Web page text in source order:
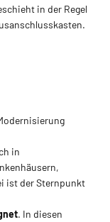
in der Regel
in
ist der Sternpunkt
. In diesen